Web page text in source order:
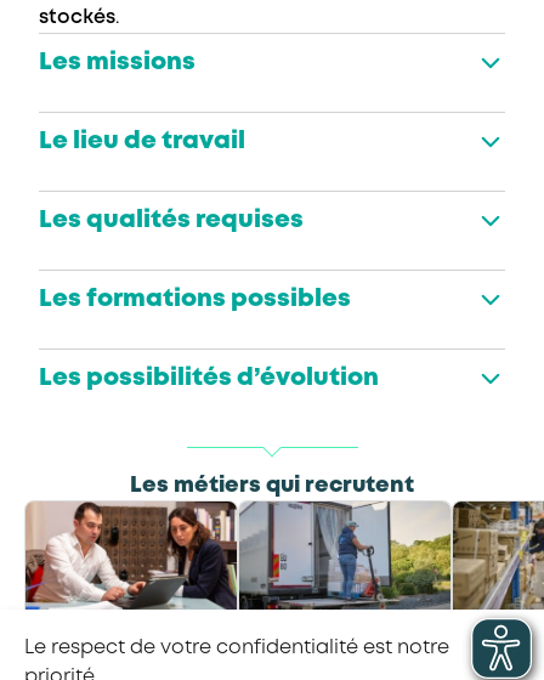
stockés.
Les missions
Le lieu de travail
Les qualités requises
Les formations possibles
Les possibilités d’évolution
Les métiers qui recrutent
Responsable des
Conducteur·rice de
Le respect de votre confidentialité est notre